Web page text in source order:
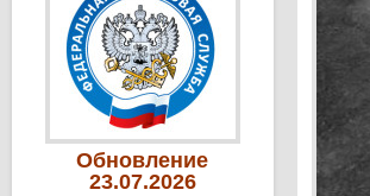
Обновление
23.07.2026